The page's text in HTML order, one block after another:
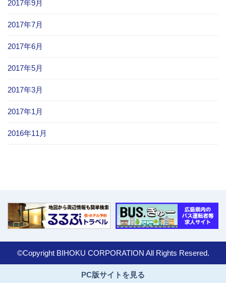
2017年9月
2017年7月
2017年6月
2017年5月
2017年3月
2017年1月
2016年11月
©Copyright BIHOKU CORPORATION All Rights Resered.
PC版サイトを見る